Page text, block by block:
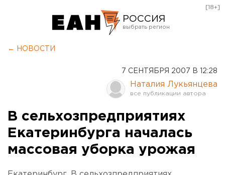
РОССИЯ
Оренбург
[18+]
← НОВОСТИ
7 СЕНТЯБРЯ 2007 В 12:28
Наталия Лукьянцева
В сельхозпредприятиях
Екатеринбурга началась
массовая уборка урожая